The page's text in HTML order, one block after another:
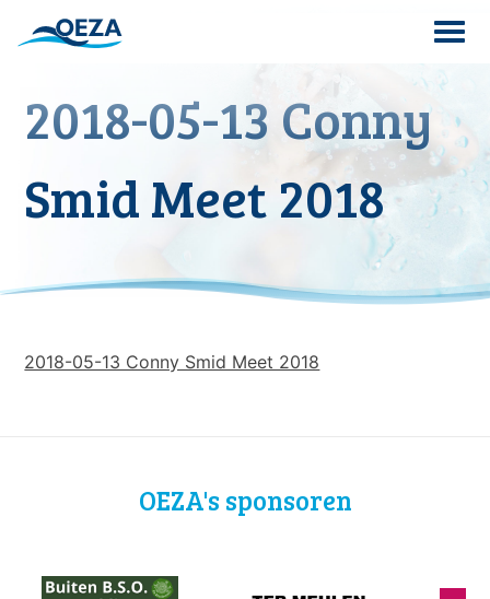
Search
for:
2018-05-13 Conny
Smid Meet 2018
2018-05-13 Conny Smid Meet 2018
OEZA's sponsoren